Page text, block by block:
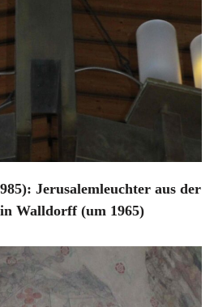
Jerusalemleuchter aus der
Walldorff (um 1965)